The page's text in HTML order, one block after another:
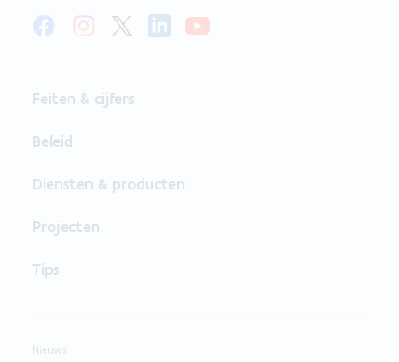
Feiten & cijfers
Beleid
Diensten & producten
Projecten
Tips
Nieuws